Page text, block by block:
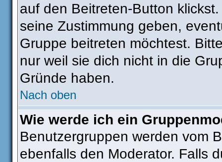
auf den Beitreten-Button
seine Zustimmung geben,
Gruppe beitreten möchtest.
nur weil sie dich nicht in die
Gründe haben.
Nach oben
Wie werde ich ein
Benutzergruppen werden vom
ebenfalls den Moderator. Falls